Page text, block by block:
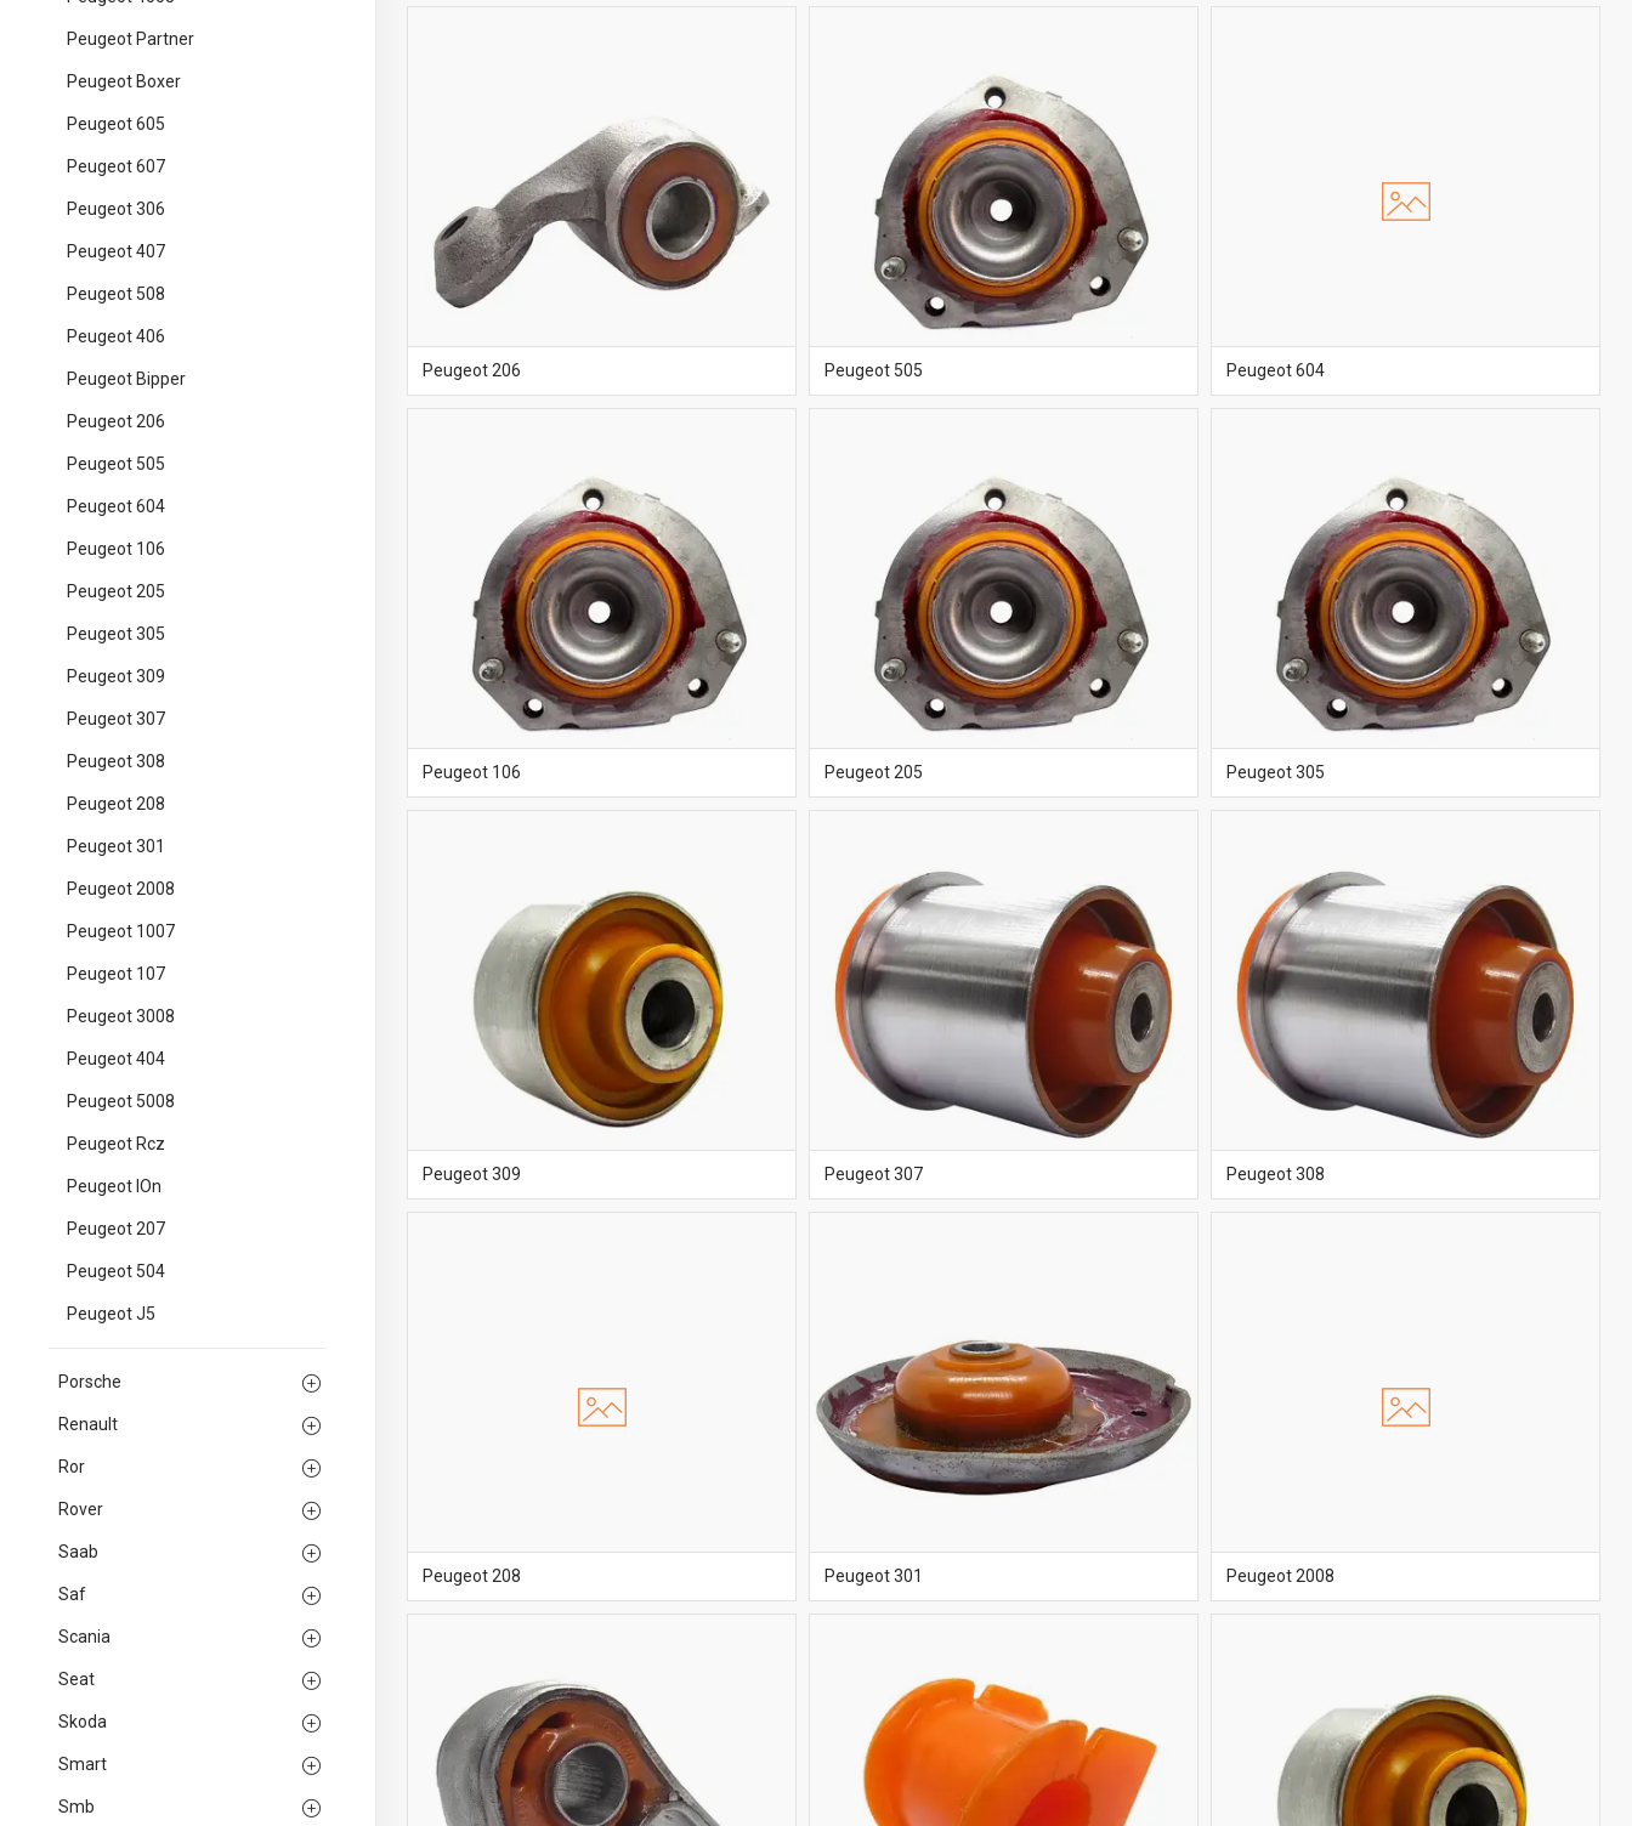
Peugeot Partner
Peugeot Boxer
Peugeot 605
Peugeot 607
Peugeot 306
Peugeot 407
Peugeot 508
Peugeot 406
Peugeot Bipper
Peugeot 206
Peugeot 505
Peugeot 604
Peugeot 106
Peugeot 205
Peugeot 305
Peugeot 309
Peugeot 307
Peugeot 308
Peugeot 208
Peugeot 301
Peugeot 2008
Peugeot 1007
Peugeot 107
Peugeot 3008
Peugeot 404
Peugeot 5008
Peugeot Rcz
Peugeot IOn
Peugeot 207
Peugeot 504
Peugeot J5
Porsche
Renault
Ror
Rover
Saab
Saf
Scania
Seat
Skoda
Smart
Smb
Peugeot 206 Peugeot 505 Peugeot 604
Peugeot 106 Peugeot 205 Peugeot 305
Peugeot 309 Peugeot 307 Peugeot 308
Peugeot 208 Peugeot 301 Peugeot 2008